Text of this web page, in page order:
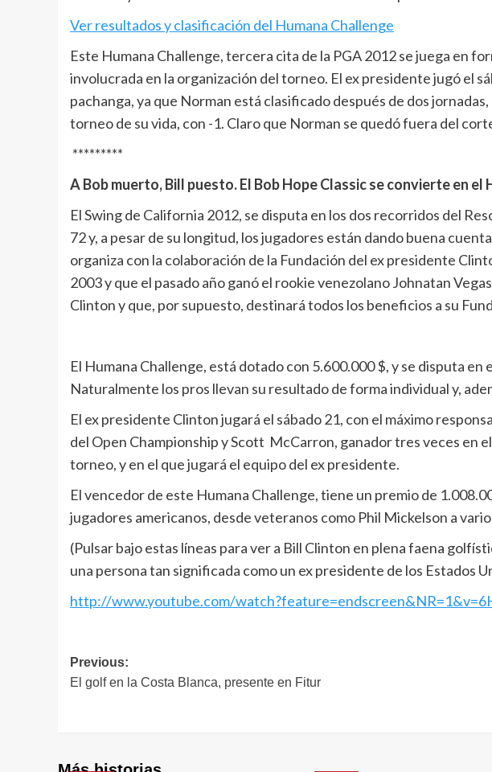
Ver resultados y clasificación del Humana Challenge
Este Humana Challenge, tercera cita de la PGA 2012 se juega en
involucrada en la organización del torneo. El ex presidente jugó el
pachanga, ya que Norman está clasificado después de dos
torneo de su vida, con -1. Claro que Norman se quedó fuera del
*********
A Bob muerto, Bill puesto. El Bob Hope Classic se convierte en
El Swing de California 2012, se disputa en los dos recorridos del
72 y, a pesar de su longitud, los jugadores están dando buena
organiza con la colaboración de la Fundación del ex presidente
2003 y que el pasado año ganó el rookie venezolano Johnatan
Clinton y que, por supuesto, destinará todos los beneficios a su
El Humana Challenge, está dotado con 5.600.000 $, y se disputa
Naturalmente los pros llevan su resultado de forma individual y,
El ex presidente Clinton jugará el sábado 21, con el máximo
del Open Championship y Scott McCarron, ganador tres veces en
torneo, y en el que jugará el equipo del ex presidente.
El vencedor de este Humana Challenge, tiene un premio de
jugadores americanos, desde veteranos como Phil Mickelson a
(Pulsar bajo estas líneas para ver a Bill Clinton en plena faena
una persona tan significada como un ex presidente de los Estados
http://www.youtube.com/
Navegación
de
Previous:
El golf en la Costa Blanca, presente en Fitur